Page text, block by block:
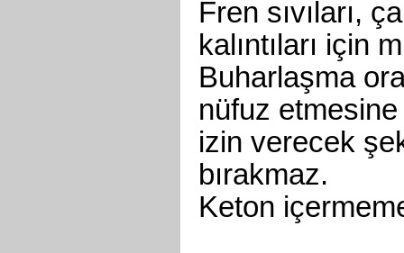
Fren sıvıları,
kalıntıları için
Buharlaşma
nüfuz
izin verecek
bırakmaz.
Keton